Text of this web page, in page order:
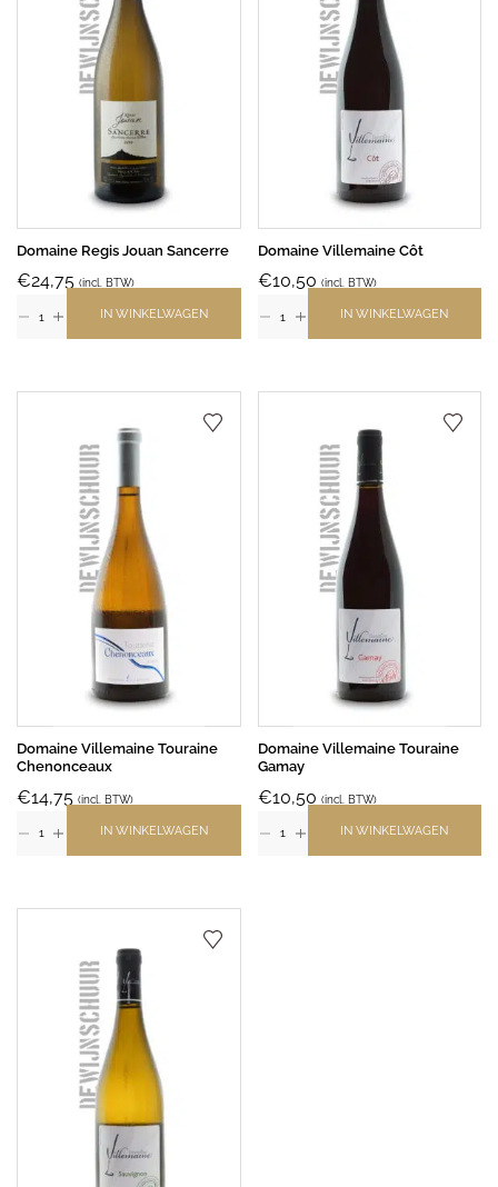
Domaine Regis Jouan Sancerre
€24,75 (incl. BTW)
IN WINKELWAGEN
Domaine Villemaine Côt
€10,50 (incl. BTW)
IN WINKELWAGEN
Domaine Villemaine Touraine
Chenonceaux
€14,75 (incl. BTW)
IN WINKELWAGEN
Domaine Villemaine Touraine
Gamay
€10,50 (incl. BTW)
IN WINKELWAGEN